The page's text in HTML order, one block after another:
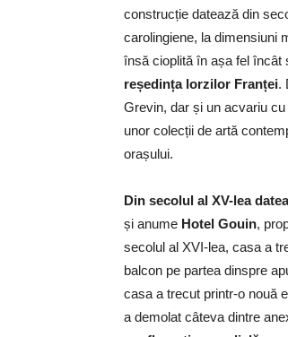
construcție datează din
carolingiene, la dimensiuni
însă cioplită în așa fel încât
reședința lorzilor Franței.
Grevin, dar și un acvariu
unor colecții de artă
orașului.
Din secolul al XV-lea
și anume Hotel Gouin,
secolul al XVI-lea, casa a
balcon pe partea dinspre
casa a trecut printr-o nouă
a demolat câteva dintre